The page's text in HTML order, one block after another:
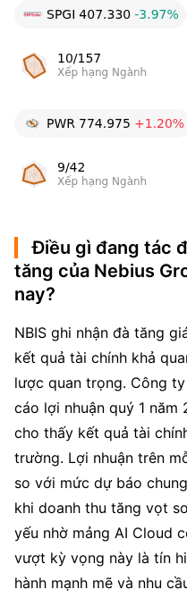
Điều gì đang tác
tăng của Nebius
nay?
NBIS ghi nhận đà tăng
kết quả tài chính khả
lược quan trọng. Công
cáo lợi nhuận quý 1
cho thấy kết quả tài
trường. Lợi nhuận trên
so với mức dự báo
khi doanh thu tăng vọt
yếu nhờ mảng AI Cloud
vượt kỳ vọng này là tín
hành mạnh mẽ và nhu